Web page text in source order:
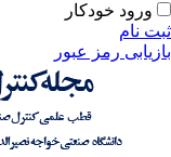
ورود خودکار
ثبت نام
بازیابی رمز عبور